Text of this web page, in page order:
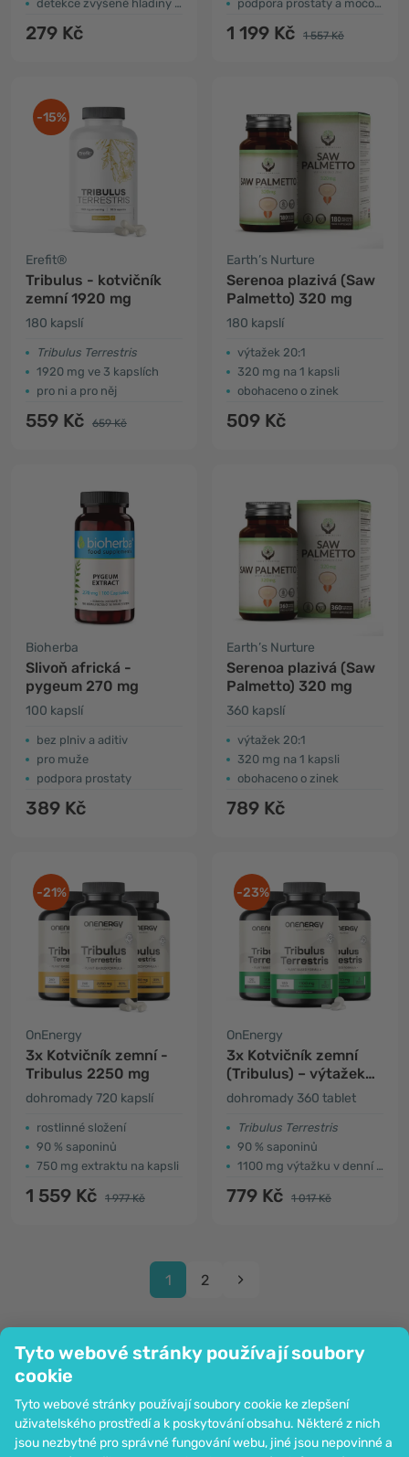
Tyto webové stránky používají soubory
cookie
Tyto webové stránky používají soubory cookie ke zlepšení
uživatelského prostředí a k poskytování obsahu. Některé z nich
jsou nezbytné pro správné fungování webu, jiné jsou nepovinné a
detekce zvýšené hladiny PSA
279 Kč
podpora prostaty a močových cest
1 199 Kč 1 557 Kč
-15%
Erefit®
Tribulus - kotvičník
zemní 1920 mg
180 kapslí
Tribulus Terrestris
1920 mg ve 3 kapslích
pro ni a pro něj
559 Kč 659 Kč
Earth’s Nurture
Serenoa plazivá (Saw
Palmetto) 320 mg
180 kapslí
výtažek 20:1
320 mg na 1 kapsli
obohaceno o zinek
509 Kč
Bioherba
Slivoň africká -
pygeum 270 mg
100 kapslí
bez plniv a aditiv
pro muže
podpora prostaty
389 Kč
Earth’s Nurture
Serenoa plazivá (Saw
Palmetto) 320 mg
360 kapslí
výtažek 20:1
320 mg na 1 kapsli
obohaceno o zinek
789 Kč
-21%
OnEnergy
3x Kotvičník zemní -
Tribulus 2250 mg
dohromady 720 kapslí
rostlinné složení
90 % saponinů
750 mg extraktu na kapsli
1 559 Kč 1 977 Kč
-23%
OnEnergy
3x Kotvičník zemní
(Tribulus) – výtažek
15:1
dohromady 360 tablet
Tribulus Terrestris
90 % saponinů
1100 mg výtažku v denní dávce
779 Kč 1 017 Kč
1 2
Společnost
Informace
Připojte se k nám